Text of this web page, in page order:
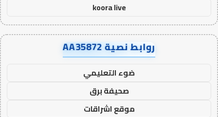
koora live
روابط نصية AA35872
ضوء التعليمي
صحيفة برق
موقع اشراقات